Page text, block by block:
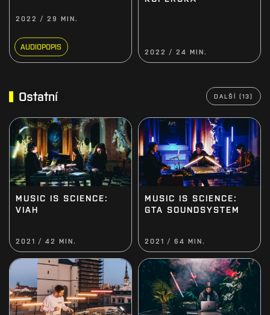
2022 / 29 MIN.
AUDIOPOPIS 2022 / 24 MIN.
Ostatní DALŠÍ (13)
MUSIC IS SCIENCE:
VIAH
2021 / 42 MIN.
MUSIC IS SCIENCE:
GTA SOUNDSYSTEM
2021 / 64 MIN.